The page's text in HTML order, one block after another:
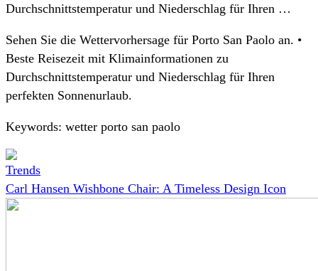
Durchschnittstemperatur und Niederschlag für Ihren …
Sehen Sie die Wettervorhersage für Porto San Paolo an. •
Beste Reisezeit mit Klimainformationen zu
Durchschnittstemperatur und Niederschlag für Ihren
perfekten Sonnenurlaub.
Keywords: wetter porto san paolo
Trends
Carl Hansen Wishbone Chair: A Timeless Design Icon